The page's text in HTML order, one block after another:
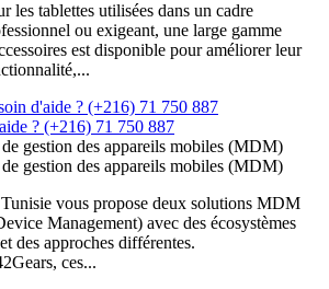
les tablettes utilisées dans un cadre
ou exigeant, une large gamme
est disponible pour améliorer leur
d'aide ? (+216) 71 750 887
? (+216) 71 750 887
gestion des appareils mobiles (MDM)
gestion des appareils mobiles (MDM)
Tunisie vous propose deux solutions MDM
Management) avec des écosystèmes
des approches différentes.
ces...